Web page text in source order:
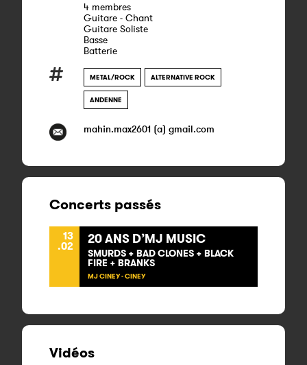
4 membres
Guitare - Chant
Guitare Soliste
Basse
Batterie
METAL/ROCK ALTERNATIVE ROCK
ANDENNE
mahin.max2601 (a) gmail.com
Concerts passés
13
.02 20 ANS D’MJ MUSIC
SMURDS + BAD CLONES + BLACK
FIRE + BRANKS
MJ CINEY - CINEY
Vidéos